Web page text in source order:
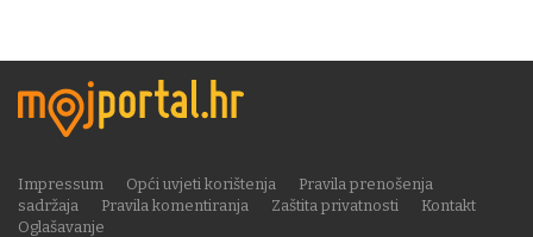
Impressum Opći uvjeti korištenja
Pravila prenošenja
sadržaja
Pravila komentiranja Zaštita privatnosti
Kontakt
Oglašavanje